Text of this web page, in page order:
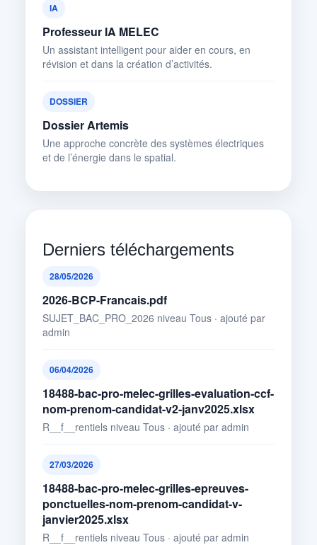
IA
Professeur IA MELEC
Un assistant intelligent pour aider en cours, en
révision et dans la création d’activités.
DOSSIER
Dossier Artemis
Une approche concrète des systèmes électriques
et de l’énergie dans le spatial.
Derniers téléchargements
28/05/2026
2026-BCP-Francais.pdf
SUJET_BAC_PRO_2026 niveau Tous · ajouté par
admin
06/04/2026
18488-bac-pro-melec-grilles-evaluation-ccf-
nom-prenom-candidat-v2-janv2025.xlsx
R__f__rentiels niveau Tous · ajouté par admin
27/03/2026
18488-bac-pro-melec-grilles-epreuves-
ponctuelles-nom-prenom-candidat-v-
janvier2025.xlsx
R__f__rentiels niveau Tous · ajouté par admin